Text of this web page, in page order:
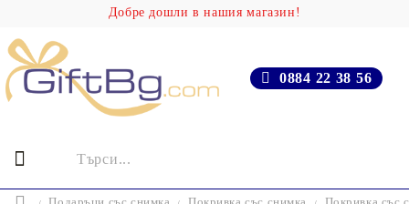
Добре дошли в нашия магазин!
0884 22 38 56